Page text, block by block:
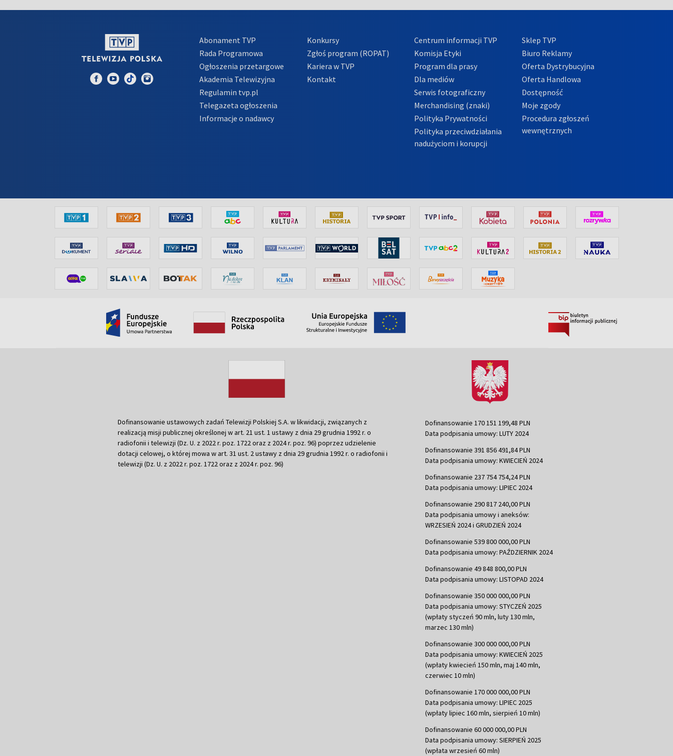
Abonament TVP
Rada Programowa
Ogłoszenia przetargowe
Akademia Telewizyjna
Regulamin tvp.pl
Telegazeta ogłoszenia
Informacje o nadawcy
Konkursy
Zgłoś program (ROPAT)
Kariera w TVP
Kontakt
Centrum informacji TVP
Komisja Etyki
Program dla prasy
Dla mediów
Serwis fotograficzny
Merchandising (znaki)
Polityka Prywatności
Polityka przeciwdziałania
nadużyciom i korupcji
Sklep TVP
Biuro Reklamy
Oferta Dystrybucyjna
Oferta Handlowa
Dostępność
Moje zgody
Procedura zgłoszeń
wewnętrznych
Dofinansowanie ustawowych zadań Telewizji Polskiej S.A. w likwidacji, związanych z
realizacją misji publicznej określonej w art. 21 ust. 1 ustawy z dnia 29 grudnia 1992 r. o
radiofonii i telewizji (Dz. U. z 2022 r. poz. 1722 oraz z 2024 r. poz. 96) poprzez udzielenie
dotacji celowej, o której mowa w art. 31 ust. 2 ustawy z dnia 29 grudnia 1992 r. o radiofonii i
telewizji (Dz. U. z 2022 r. poz. 1722 oraz z 2024 r. poz. 96)
Dofinansowanie 170 151 199,48 PLN
Data podpisania umowy: LUTY 2024
Dofinansowanie 391 856 491,84 PLN
Data podpisania umowy: KWIECIEŃ 2024
Dofinansowanie 237 754 754,24 PLN
Data podpisania umowy: LIPIEC 2024
Dofinansowanie 290 817 240,00 PLN
Data podpisania umowy i aneksów:
WRZESIEŃ 2024 i GRUDZIEŃ 2024
Dofinansowanie 539 800 000,00 PLN
Data podpisania umowy: PAŹDZIERNIK 2024
Dofinansowanie 49 848 800,00 PLN
Data podpisania umowy: LISTOPAD 2024
Dofinansowanie 350 000 000,00 PLN
Data podpisania umowy: STYCZEŃ 2025
(wpłaty styczeń 90 mln, luty 130 mln,
marzec 130 mln)
Dofinansowanie 300 000 000,00 PLN
Data podpisania umowy: KWIECIEŃ 2025
(wpłaty kwiecień 150 mln, maj 140 mln,
czerwiec 10 mln)
Dofinansowanie 170 000 000,00 PLN
Data podpisania umowy: LIPIEC 2025
(wpłaty lipiec 160 mln, sierpień 10 mln)
Dofinansowanie 60 000 000,00 PLN
Data podpisania umowy: SIERPIEŃ 2025
(wpłata wrzesień 60 mln)